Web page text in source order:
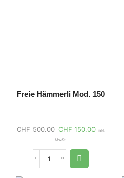
Freie Hämmerli Mod. 150
CHF500.00 CHF 150.00 inkl.
MwSt.